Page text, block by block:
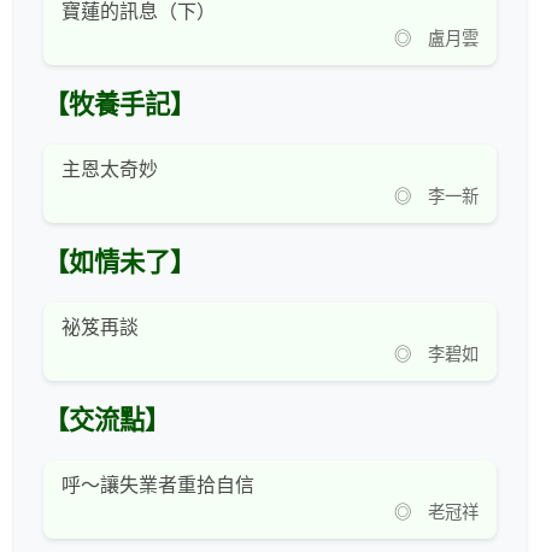
寶蓮的訊息（下）
◎ 盧月雲
【牧養手記】
主恩太奇妙
◎ 李一新
【如情未了】
祕笈再談
◎ 李碧如
【交流點】
呼～讓失業者重拾自信
◎ 老冠祥